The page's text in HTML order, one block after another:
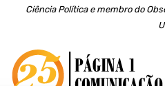
Ciência Política e membro do